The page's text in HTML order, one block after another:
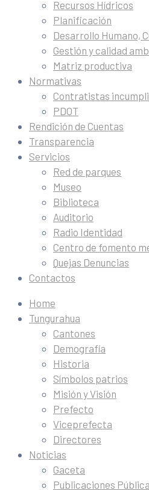
Recursos Hídricos
Planificación
Desarrollo Humano,
Gestión y calidad
Matriz productiva
Normativas
Contratistas
PDOT
Rendición de Cuentas
Transparencia
Servicios
Red de parques
Museo
Biblioteca
Auditorio
Radio Identidad
Centro de fomento
Quejas Denuncias
Contactos
Home
Tungurahua
Cantones
Demografía
Historia
Símbolos patrios
Misión y Visión
Prefecto
Viceprefecta
Directores
Noticias
Gaceta
Publicaciones